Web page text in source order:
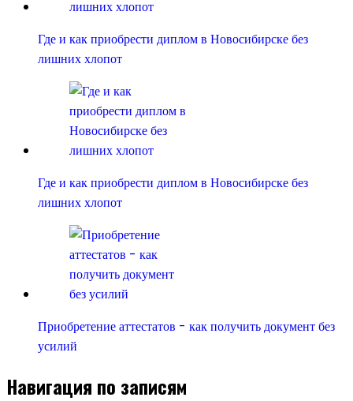
Где и как приобрести диплом в Новосибирске без
лишних хлопот
Где и как приобрести диплом в Новосибирске без
лишних хлопот
Приобретение аттестатов - как получить документ без
усилий
Навигация по записям